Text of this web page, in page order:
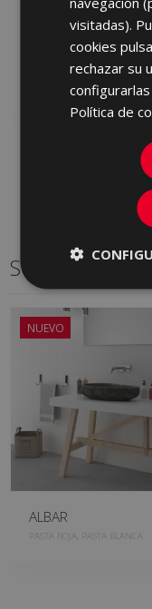
ROCKWELL MARFIL
HMH670 | 40x120
Añadir a favoritos
Series
NUEVO
ALBAR
PASTA ROJA, PASTA BLANCA
visitadas).
cookies
rechazar su
Política de